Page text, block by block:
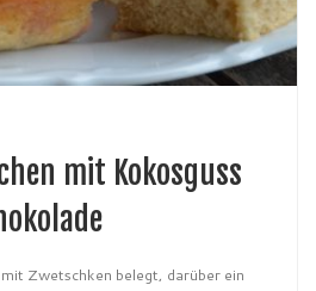
mit Kokosguss
Zwetschken belegt, darüber ein